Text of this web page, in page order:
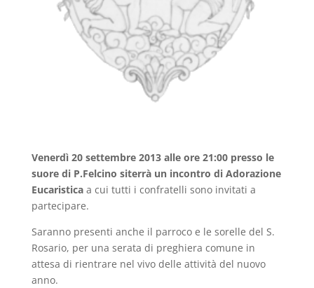
Venerdì 20 settembre 2013 alle ore 21:00 presso le
suore di P.Felcino siterrà un incontro di Adorazione
Eucaristicaa cui tutti i confratelli sono invitati a
partecipare.
Saranno presenti anche il parroco e le sorelle del S.
Rosario, per una serata di preghiera comune in
attesa di rientrare nel vivo delle attività del nuovo
anno.